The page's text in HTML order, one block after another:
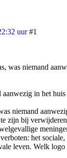
uur #1
was niemand
in het
niemand
zijn bij
het
leven. Welk